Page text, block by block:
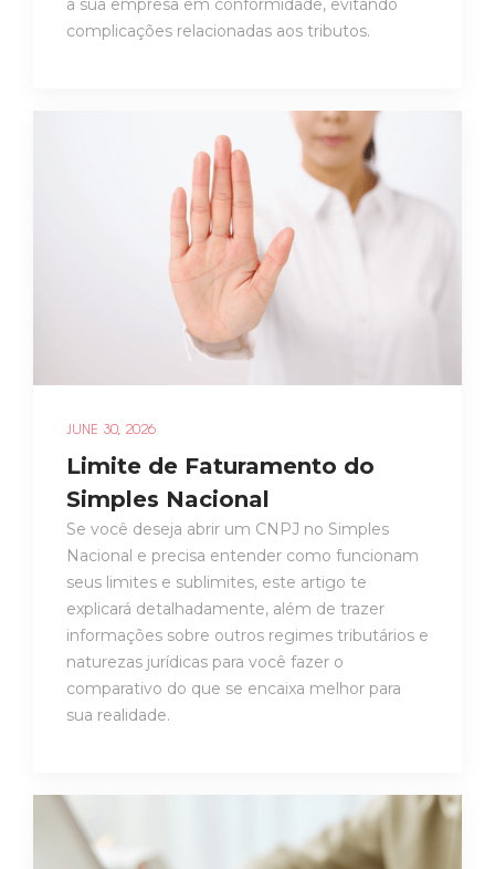
a sua empresa em conformidade, evitando
complicações relacionadas aos tributos.
JUNE 30, 2026
Limite de Faturamento do
Simples Nacional
Se você deseja abrir um CNPJ no Simples
Nacional e precisa entender como funcionam
seus limites e sublimites, este artigo te
explicará detalhadamente, além de trazer
informações sobre outros regimes tributários e
naturezas jurídicas para você fazer o
comparativo do que se encaixa melhor para
sua realidade.